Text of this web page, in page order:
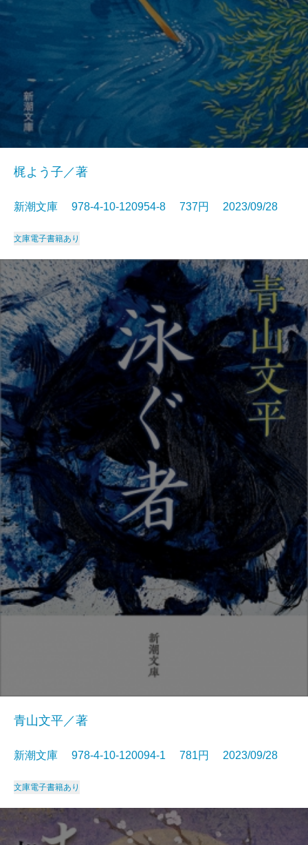
梶よう子／著
新潮文庫 978-4-10-120954-8 737円 2023/09/28
文庫電子書籍あり
青山文平／著
新潮文庫 978-4-10-120094-1 781円 2023/09/28
文庫電子書籍あり